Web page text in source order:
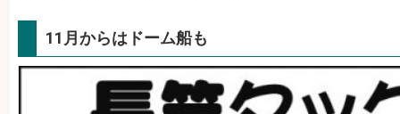
11月からはドーム船も